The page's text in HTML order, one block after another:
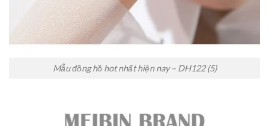
Mẫu đồng hồ hot nhất hiện nay – DH122 (5)